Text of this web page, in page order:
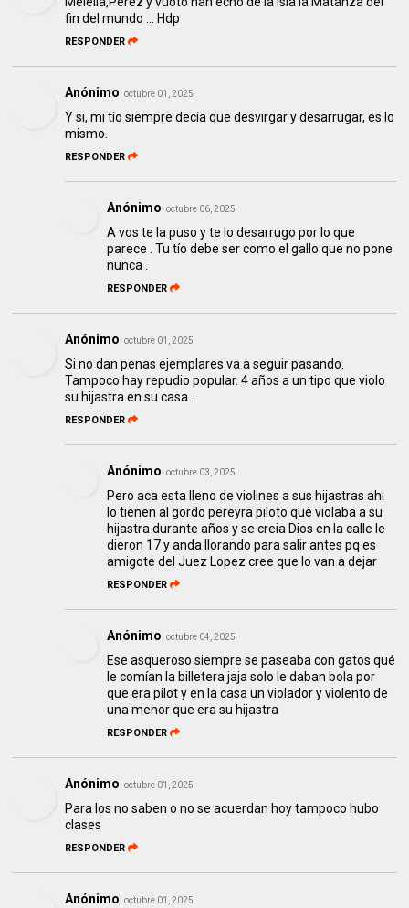
fin del mundo ... Hdp
RESPONDER
Anónimo octubre 01, 2025
Y si, mi tío siempre decía que desvirgar y desarrugar, es lo
mismo.
RESPONDER
Anónimo octubre 06, 2025
A vos te la puso y te lo desarrugo por lo que
parece . Tu tío debe ser como el gallo que no pone
nunca .
RESPONDER
Anónimo octubre 01, 2025
Si no dan penas ejemplares va a seguir pasando.
Tampoco hay repudio popular. 4 años a un tipo que violo
su hijastra en su casa..
RESPONDER
Anónimo octubre 03, 2025
Pero aca esta lleno de violines a sus hijastras ahi
lo tienen al gordo pereyra piloto qué violaba a su
hijastra durante años y se creia Dios en la calle le
dieron 17 y anda llorando para salir antes pq es
amigote del Juez Lopez cree que lo van a dejar
RESPONDER
Anónimo octubre 04, 2025
Ese asqueroso siempre se paseaba con gatos qué
le comían la billetera jaja solo le daban bola por
que era pilot y en la casa un violador y violento de
una menor que era su hijastra
RESPONDER
Anónimo octubre 01, 2025
Para los no saben o no se acuerdan hoy tampoco hubo
clases
RESPONDER
Anónimo octubre 01, 2025